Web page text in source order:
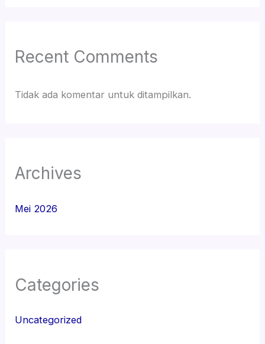
Recent Comments
Tidak ada komentar untuk ditampilkan.
Archives
Mei 2026
Categories
Uncategorized